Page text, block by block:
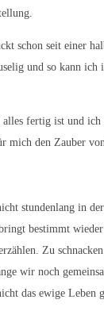
schon seit einer
und so kann ich
fertig ist und ich
den Zauber von
stundenlang in
bestimmt
Zu
wir noch
das ewige Leben